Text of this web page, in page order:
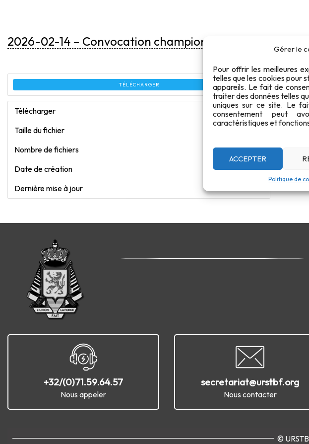
Gérer le
Pour offrir les meilleures
telles que les cookies pour
appareils. Le fait de
traiter des données telles
uniques sur ce site. Le
consentement peut
caractéristiques et
ACCEPTER
Politique de
2026-02-14 – Convocation championnat régional
TÉLÉCHARGER
Télécharger 81
Taille du fichier
Nombre de fichiers 1
Date de création 5 février 2026
Dernière mise à jour
-
Date :
Lieu :
+32/(0)71.59.64.57
Nous appeler
secretariat@urstbf.org
Nous contacter
©